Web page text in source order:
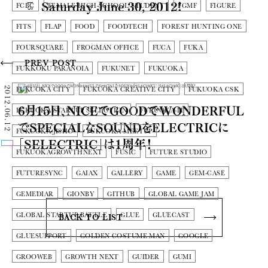
FCBC FEMALE HIGH-SCHOOL STUDENT FGMF FIGURE
FITS FLAP FOOD FOODTECH FOREST HUNTING ONE
FOURSQUARE FROGMAN OFFICE FUCA FUKA
FUKKOKU PARANOIA FUKUNET FUKUOKA
FUKUOKA CITY FUKUOKA CREATIVE CITY FUKUOKA CSK
FUKUOKA STARTUP SELECTION FUKUOKA-IT
FUKUOKA-JISHO FUKUOKA-MEETUP
FUKUOKAGROWTHNEXT FUSIC FUTURE STUDIO
FUTURESYNC GAIAX GALLERY GAME GEM-CASE
GEMEDIAR GIONBY GITHUB GLOBAL GAME JAM
GLOBAL STARTUP BATTLE GLUE GLUECAST
GLUESUPPORT GOLDEN COSTUME MAN GOOGLE
GROOWEB GROWTH NEXT GUIDER GUMI
PREV POST
6月15日、NICEでGOODでWONDERFUL
でSPECIALなSOUNDをELECTRICに
「SELECTRIC」は1周年！
2012.06.12
Saturday June 30, 2012!
BACK TO LIST